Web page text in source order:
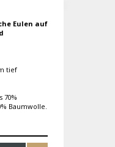
Eulen auf
tief
70%
Baumwolle.